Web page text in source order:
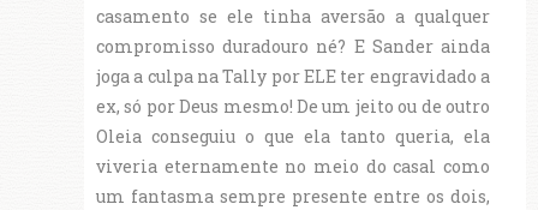
casamento se ele tinha aversão a qualquer
compromisso duradouro né? E Sander ainda
joga a culpa na Tally por ELE ter engravidado a
ex, só por Deus mesmo! De um jeito ou de outro
Oleia conseguiu o que ela tanto queria, ela
viveria eternamente no meio do casal como
um fantasma sempre presente entre os dois,